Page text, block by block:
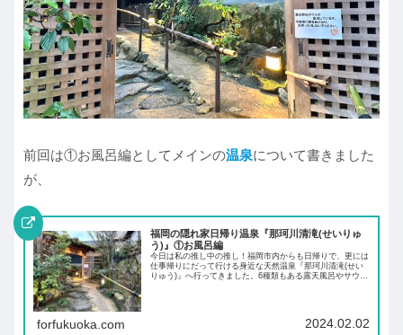
前回は①お風呂編としてメインの温泉について書きました
が、
福岡の隠れ家日帰り温泉『那珂川清滝(せいりゅ
う)』①お風呂編
今日は私の推し中の推し！福岡市内からも日帰りで、更には
仕事帰りにだって行ける身近な天然温泉『那珂川清滝(せい
りゅう)』へ行ってきました。6種類もある露天風呂やサウナ
forfukuoka.com 2024.02.02